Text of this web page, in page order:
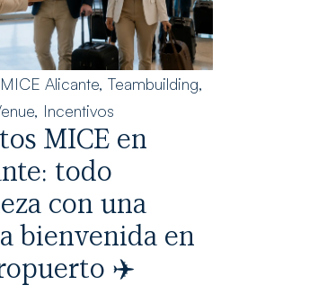
MICE Alicante, Teambuilding,
, Incentivos
MICE en
todo
con una
bienvenida en
✈️